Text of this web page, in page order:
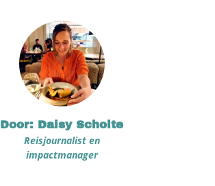
Door: Daisy Scholte
Reisjournalist en
impactmanager